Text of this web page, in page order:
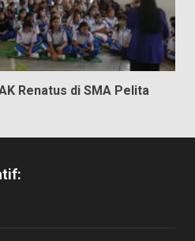
Renatus di SMA Pelita